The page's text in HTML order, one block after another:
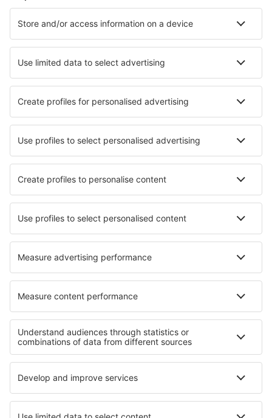
Hotels in Palermo Hotels in Florenz Hotels in Neapel
Hotels in Sestri Levante Hotels in Manerba del Garda
Hotels in Ricadi Hotels in Porto Recanati
Die besten Hotels - Städte
Hotels in Nuevalos Hotels in Villahormes
Hotels in Krapje Hotels in Vohilava Hotels in Stalham
Hotels in Waianae Hotels in Kabin Hotels in Weert
Die besten Hotels - Regionen
Hotels an der Venezianischen Riviera
Hotels in Italian Alps Hotels in Livigno
Hotels in Kampanien Hotels in Durban
Hotels in La Palma Hotels in der Türkei
Hotels in Kreis Dolj